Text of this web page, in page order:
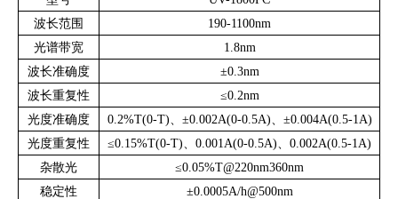
波长范围
190-1100nm
光谱带宽
1.8nm
波长准确度
±0.3nm
波长重复性
≤0.2nm
光度准确度
0.2%T(0-T)、±0.002A(0-0.5A)、±0.004A(0.5-1A)
光度重复性
≤0.15%T(0-T)、0.001A(0-0.5A)、0.002A(0.5-1A)
杂散光
≤0.05%T@220nm360nm
稳定性
±0.0005A/h@500nm